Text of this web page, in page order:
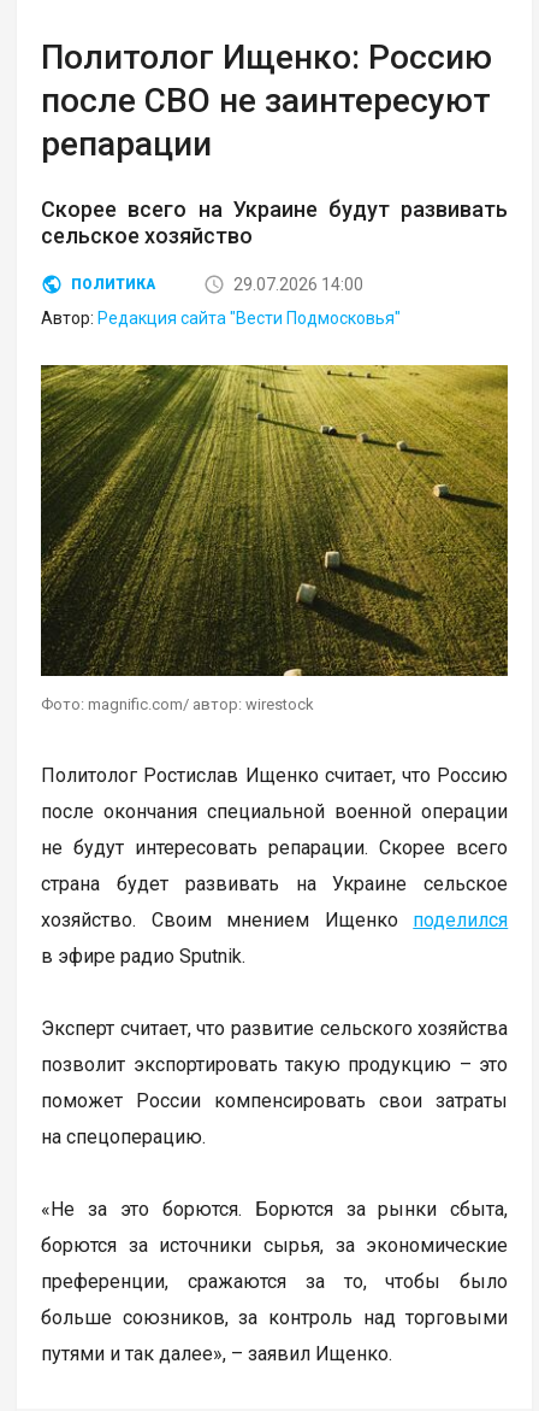
Политолог Ищенко: Россию
после СВО не заинтересуют
репарации
Скорее всего на Украине будут развивать
сельское хозяйство
ПОЛИТИКА
29.07.2026 14:00
Автор: Редакция сайта "Вести Подмосковья"
Фото: magnific.com/ автор: wirestock
Политолог Ростислав Ищенко считает, что Россию
после окончания специальной военной операции
не будут интересовать репарации. Скорее всего
страна будет развивать на Украине сельское
хозяйство. Своим мнением Ищенко поделился
в эфире радио Sputnik.
Эксперт считает, что развитие сельского хозяйства
позволит экспортировать такую продукцию – это
поможет России компенсировать свои затраты
на спецоперацию.
«Не за это борются. Борются за рынки сбыта,
борются за источники сырья, за экономические
преференции, сражаются за то, чтобы было
больше союзников, за контроль над торговыми
путями и так далее», – заявил Ищенко.